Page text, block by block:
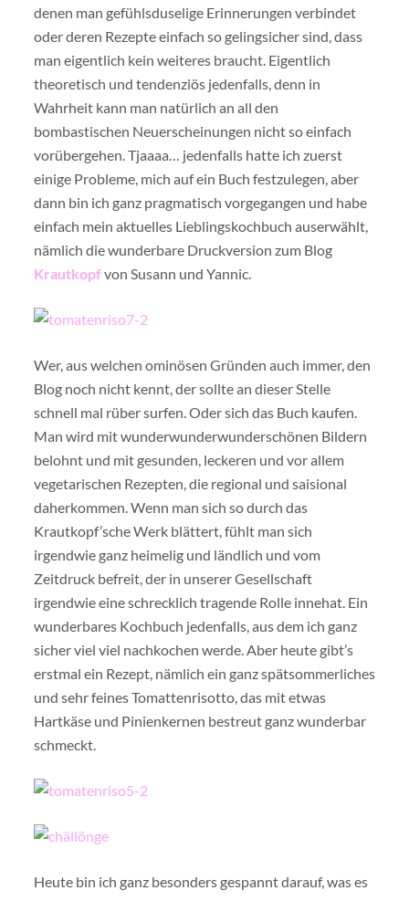
denen man gefühlsduselige Erinnerungen verbindet
oder deren Rezepte einfach so gelingsicher sind, dass
man eigentlich kein weiteres braucht. Eigentlich
theoretisch und tendenziös jedenfalls, denn in
Wahrheit kann man natürlich an all den
bombastischen Neuerscheinungen nicht so einfach
vorübergehen. Tjaaaa… jedenfalls hatte ich zuerst
einige Probleme, mich auf ein Buch festzulegen, aber
dann bin ich ganz pragmatisch vorgegangen und habe
einfach mein aktuelles Lieblingskochbuch auserwählt,
nämlich die wunderbare Druckversion zum Blog
Krautkopfvon Susann und Yannic.
Wer, aus welchen ominösen Gründen auch immer, den
Blog noch nicht kennt, der sollte an dieser Stelle
schnell mal rüber surfen. Oder sich das Buch kaufen.
Man wird mit wunderwunderwunderschönen Bildern
belohnt und mit gesunden, leckeren und vor allem
vegetarischen Rezepten, die regional und saisional
daherkommen. Wenn man sich so durch das
Krautkopf’sche Werk blättert, fühlt man sich
irgendwie ganz heimelig und ländlich und vom
Zeitdruck befreit, der in unserer Gesellschaft
irgendwie eine schrecklich tragende Rolle innehat. Ein
wunderbares Kochbuch jedenfalls, aus dem ich ganz
sicher viel viel nachkochen werde. Aber heute gibt’s
erstmal ein Rezept, nämlich ein ganz spätsommerliches
und sehr feines Tomattenrisotto, das mit etwas
Hartkäse und Pinienkernen bestreut ganz wunderbar
schmeckt.
Heute bin ich ganz besonders gespannt darauf, was es